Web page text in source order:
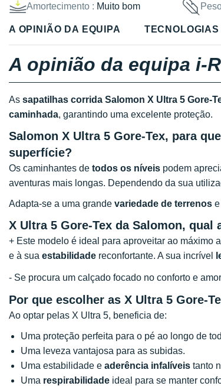
Amortecimento : Muito bom
A OPINIÃO DA EQUIPA TECNOLOGIAS
A opinião da equipa i-
As sapatilhas corrida Salomon X Ultra 5 Gore-
caminhada, garantindo uma excelente proteção.
Salomon X Ultra 5 Gore-Tex, para
superfície?
Os caminhantes de todos os níveis podem
aventuras mais longas. Dependendo da sua
Adapta-se a uma grande variedade de terrenos
X Ultra 5 Gore-Tex da Salomon, qual
+ Este modelo é ideal para aproveitar ao máximo
e à sua estabilidade reconfortante. A sua incrível
- Se procura um calçado focado no conforto e
Por que escolher as X Ultra 5 Gore-
Ao optar pelas X Ultra 5, beneficia de:
Uma proteção perfeita para o pé ao longo de
Uma leveza vantajosa para as subidas.
Uma estabilidade e aderência infalíveis tanto
Uma respirabilidade ideal para se manter